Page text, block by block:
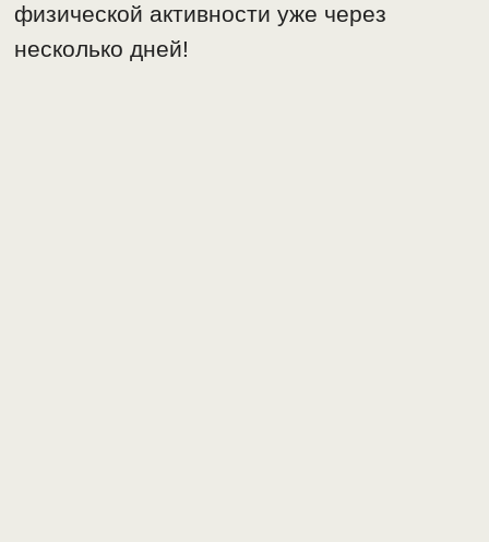
физической активности уже через
несколько дней!